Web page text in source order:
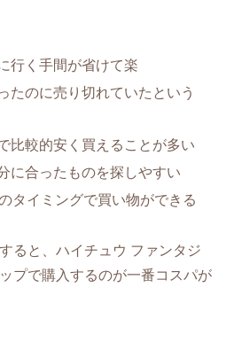
行く手間が省けて楽
たのに売り切れていたという
比較的安く買えることが多い
に合ったものを探しやすい
タイミングで買い物ができる
ると、ハイチュウ ファンタジ
プで購入するのが一番コスパが